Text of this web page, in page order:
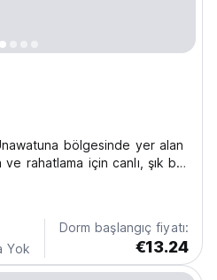
bölgesinde yer alan
ve rahatlama için canlı, şık bir
translated from original
Yok
Dorm başlangıç fiyatı:
€13.24